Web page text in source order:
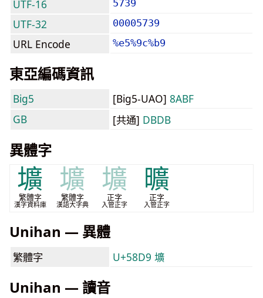
UTF-16 5739
UTF-32 00005739
URL Encode %e5%9c%b9
東亞編碼資訊
Big5 [Big5-UAO] 8ABF
GB
[共通] DBDB
異體字
壙
繁體字
漢字資料庫
壙
繁體字
漢語大字典
壙
正字
入管正字
曠
正字
入管正字
Unihan — 異體
繁體字 U+58D9 壙
Unihan — 讀音